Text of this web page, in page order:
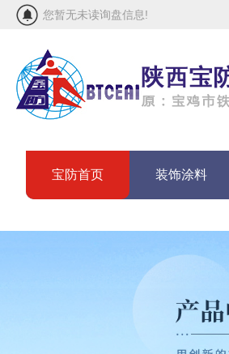
您暂无未读询盘信息!
宝防首页 装饰涂料